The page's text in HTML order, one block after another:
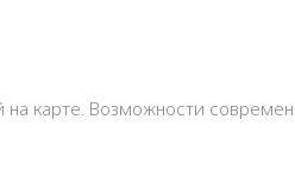
карте. Возможности